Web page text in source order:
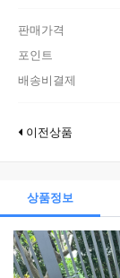
판매가격
포인트
배송비결제
이전상품
상품정보